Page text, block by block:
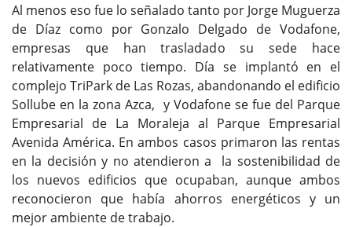
Al menos eso fue lo señalado tanto por Jorge Muguerza
de Díaz como por Gonzalo Delgado de Vodafone,
empresas que han trasladado su sede hace
relativamente poco tiempo. Día se implantó en el
complejo TriPark de Las Rozas, abandonando el edificio
Sollube en la zona Azca, y Vodafone se fue del Parque
Empresarial de La Moraleja al Parque Empresarial
Avenida América. En ambos casos primaron las rentas
en la decisión y no atendieron a la sostenibilidad de
los nuevos edificios que ocupaban, aunque ambos
reconocieron que había ahorros energéticos y un
mejor ambiente de trabajo.